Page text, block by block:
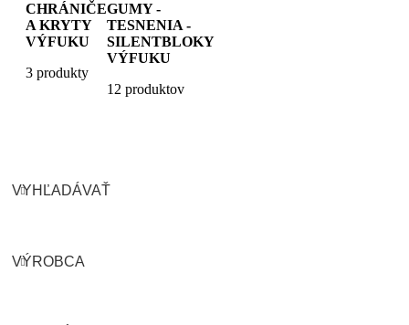
CHRÁNIČE
A KRYTY
VÝFUKU
3 produkty
GUMY -
TESNENIA -
SILENTBLOKY
VÝFUKU
12 produktov
VYHĽADÁVAŤ
VÝROBCA